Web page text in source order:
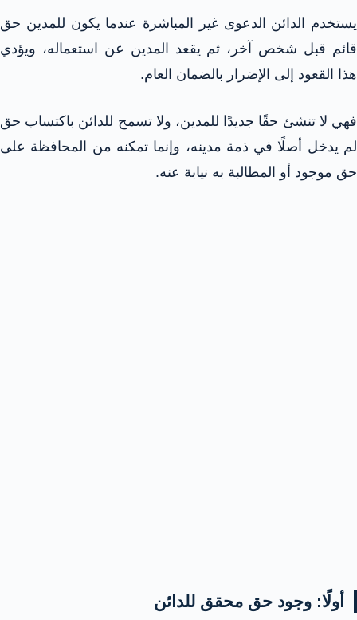
يستخدم الدائن الدعوى غير المباشرة عندما يكون للمدين حق
قائم قبل شخص آخر، ثم يقعد المدين عن استعماله، ويؤدي
هذا القعود إلى الإضرار بالضمان العام.
فهي لا تنشئ حقًا جديدًا للمدين، ولا تسمح للدائن باكتساب حق
لم يدخل أصلًا في ذمة مدينه، وإنما تمكنه من المحافظة على
حق موجود أو المطالبة به نيابة عنه.
أولًا: وجود حق محقق للدائن